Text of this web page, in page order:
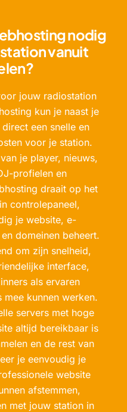
nodig
vanuit
jouw radiostation
kun je naast je
een snelle en
voor je station.
je player, nieuws,
profielen en
draait op het
controlepaneel,
je website, e-
domeinen beheert.
om zijn snelheid,
interface,
als ervaren
kunnen werken.
servers met hoge
altijd bereikbaar is
en de rest van
je eenvoudig je
website
afstemmen,
met jouw station in